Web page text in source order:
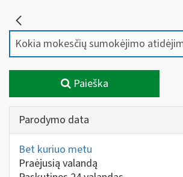
Paieška
Parodymo data
Bet kuriuo metu
Praėjusią valandą